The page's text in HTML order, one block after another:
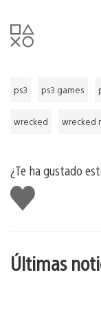
ps3 ps3 games
wrecked wrecked
¿Te ha gustado
Me
gusta
Últimas